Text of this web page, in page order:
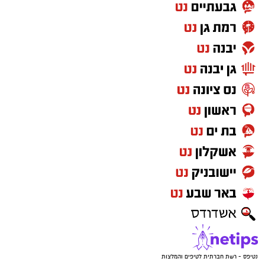
הקבוצה. לנו רק נותר לקוות שהבלם הנהדר הזה,
שנחשב לטוב בליגה בעיניי רבים, יביא לידי ביטוי
את יכולותיו גם במדים הלאומיים.
ויטור עם הדרכון החדש. קרדיט - ההתאחדות
לכדורגל (תוכן גולשים ע"פ סעיף 27א')
נטיפס - רשת חברתית לטיפים והמלצות